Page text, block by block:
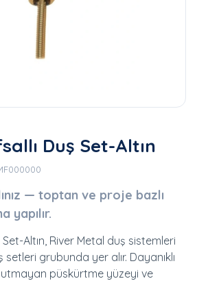
Duş Set-Altın
— toptan ve proje bazlı
yapılır.
Altın, River Metal duş sistemleri
setleri grubunda yer alır. Dayanıklı
püskürtme yüzeyi ve